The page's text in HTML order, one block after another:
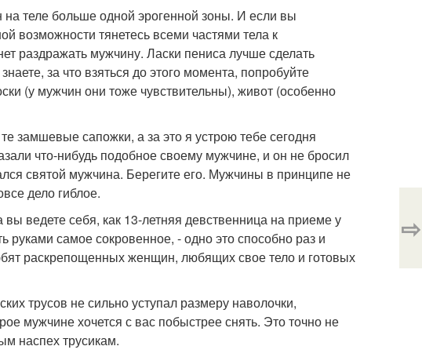
на теле больше одной эрогенной зоны. И если вы
возможности тянетесь всеми частями тела к
раздражать мужчину. Ласки пениса лучше сделать
за что взяться до этого момента, попробуйте
(у мужчин они тоже чувствительны), живот (особенно
замшевые сапожки, а за это я устрою тебе сегодня
что-нибудь подобное своему мужчине, и он не бросил
святой мужчина. Берегите его. Мужчины в принципе не
дело гиблое.
ведете себя, как 13-летняя девственница на приеме у
руками самое сокровенное, - одно это способно раз и
раскрепощенных женщин, любящих свое тело и готовых
трусов не сильно уступал размеру наволочки,
мужчине хочется с вас побыстрее снять. Это точно не
наспех трусикам.
⇨